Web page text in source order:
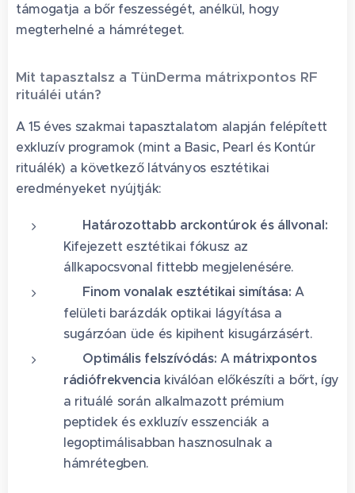
támogatja a bőr feszességét, anélkül, hogy
megterhelné a hámréteget.✨
Mit tapasztalsz a TünDerma mátrixpontos RF
rituáléi után?
A 15 éves szakmai tapasztalatom alapján felépített
exkluzív programok (mint a Basic, Pearl és Kontúr
rituálék) a következő látványos esztétikai
eredményeket nyújtják:
📐 Határozottabb arckontúrok és állvonal:
Kifejezett esztétikai fókusz az
állkapocsvonal fittebb megjelenésére.
✨ Finom vonalak esztétikai simítása: A
felületi barázdák optikai lágyítása a
sugárzóan üde és kipihent kisugárzásért.
🧬 Optimális felszívódás: A mátrixpontos
rádiófrekvencia kiválóan előkészíti a bőrt, így
a rituálé során alkalmazott prémium
peptidek és exkluzív esszenciák a
legoptimálisabban hasznosulnak a
hámrétegben.